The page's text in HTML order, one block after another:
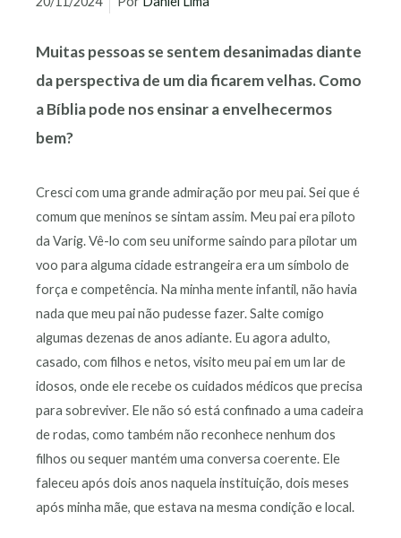
Muitas pessoas se sentem desanimadas diante
da perspectiva de um dia ficarem velhas. Como
a Bíblia pode nos ensinar a envelhecermos
bem?
Cresci com uma grande admiração por meu pai. Sei que é
comum que meninos se sintam assim. Meu pai era piloto
da Varig. Vê-lo com seu uniforme saindo para pilotar um
voo para alguma cidade estrangeira era um símbolo de
força e competência. Na minha mente infantil, não havia
nada que meu pai não pudesse fazer. Salte comigo
algumas dezenas de anos adiante. Eu agora adulto,
casado, com filhos e netos, visito meu pai em um lar de
idosos, onde ele recebe os cuidados médicos que precisa
para sobreviver. Ele não só está confinado a uma cadeira
de rodas, como também não reconhece nenhum dos
filhos ou sequer mantém uma conversa coerente. Ele
faleceu após dois anos naquela instituição, dois meses
após minha mãe, que estava na mesma condição e local.